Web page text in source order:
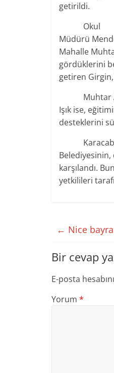
getirildi.
Okul
Müdürü
Mahalle
gördüklerini
getiren
Muhtar
Işık ise,
desteklerini
Belediyesinin,
karşılandı.
yetkilileri
← Nice
Bir cevap
E-posta
Yorum *